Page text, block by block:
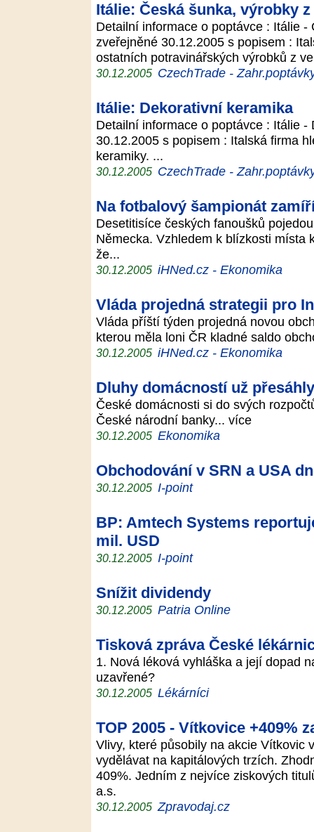
Itálie: Česká šunka, výrobky
Detailní informace o poptávce : Itálie
zveřejněné 30.12.2005 s popisem :
ostatních potravinářských výrobků z
30.12.2005 CzechTrade -
Itálie: Dekorativní keramika
Detailní informace o poptávce : Itálie
30.12.2005 s popisem : Italská firma
keramiky. ...
30.12.2005 CzechTrade -
Na fotbalový šampionát
Desetitisíce českých fanoušků
Německa. Vzhledem k blízkosti místa
že...
30.12.2005 iHNed.cz - Ekonomika
Vláda projedná strategii pro
Vláda příští týden projedná novou
kterou měla loni ČR kladné saldo
30.12.2005 iHNed.cz - Ekonomika
Dluhy domácností už
České domácnosti si do svých
České národní banky... více
30.12.2005 Ekonomika
Obchodování v SRN a USA
30.12.2005 I-point
BP: Amtech Systems
mil. USD
30.12.2005 I-point
Snížit dividendy
30.12.2005 Patria Online
Tisková zpráva České
1. Nová léková vyhláška a její dopad
uzavřené?
30.12.2005 Lékárníci
TOP 2005 - Vítkovice +409%
Vlivy, které působily na akcie Vítkovic
vydělávat na kapitálových trzích.
409%. Jedním z nejvíce ziskových
a.s.
30.12.2005 Zpravodaj.cz